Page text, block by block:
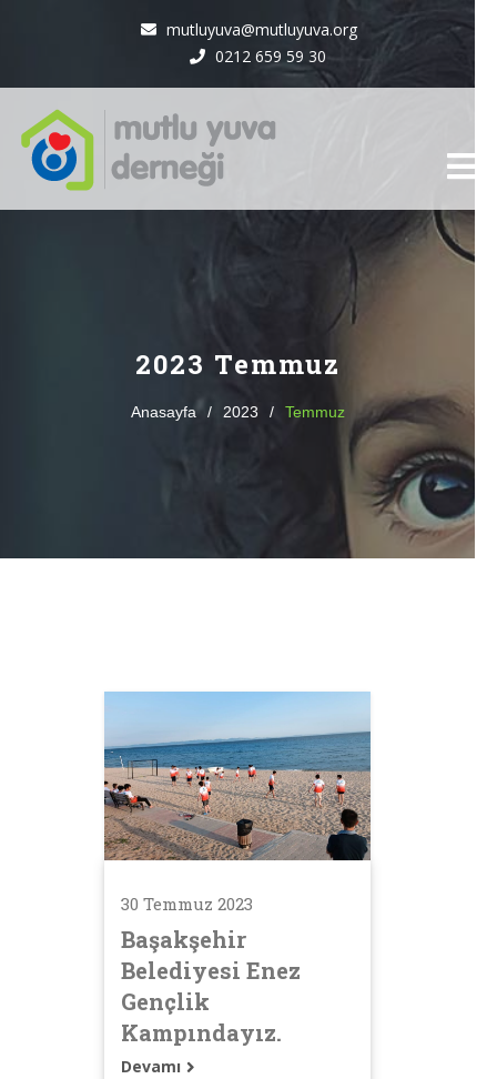
mutluyuva@mutluyuva.org
0212 659 59 30
2023 Temmuz
Anasayfa / 2023 / Temmuz
30 Temmuz 2023
Başakşehir
Belediyesi Enez
Gençlik
Kampındayız.
Devamı